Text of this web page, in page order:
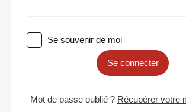
Se souvenir de moi
Se connecter
Mot de passe oublié ? Récupérer votre